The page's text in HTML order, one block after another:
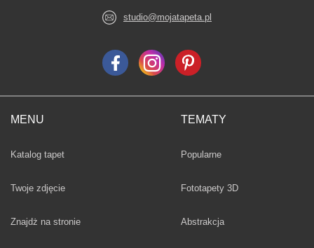
MENU
Katalog tapet
Twoje zdjęcie
Znajdż na stronie
TEMATY
Fototapety
Popularne
Fototapety 3D
Fototapety
Abstrakcja
studio@mojatapeta.pl